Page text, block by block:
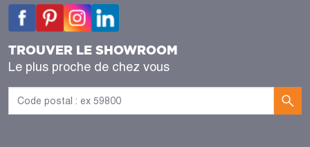
TROUVER LE SHOWROOM
Le plus proche de chez vous